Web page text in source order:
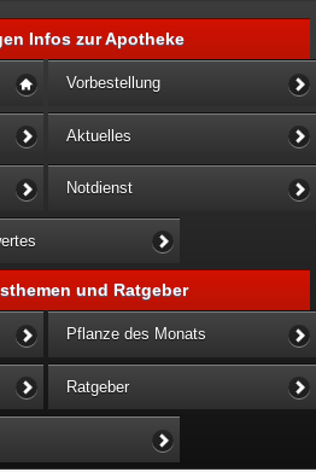
Infos zur Apotheke
Vorbestellung
Aktuelles
Notdienst
und Ratgeber
Pflanze des Monats
Ratgeber